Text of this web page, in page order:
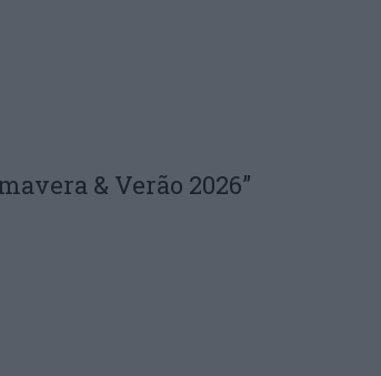
& Verão 2026”